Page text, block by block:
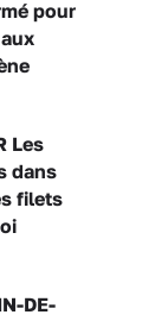
pour
Les
dans
filets
DE-